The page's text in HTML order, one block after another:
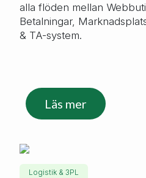
alla flöden mellan
Betalningar,
& TA-system.
Läs mer
Logistik & 3PL